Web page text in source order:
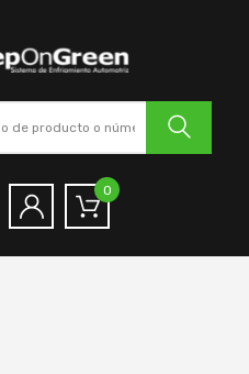
0